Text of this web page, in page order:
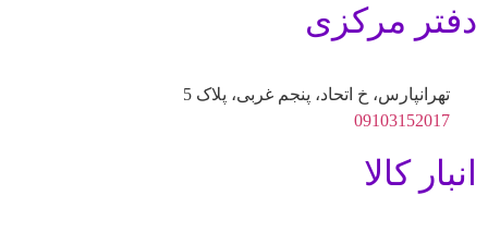
دفتر مرکزی
تهرانپارس، خ اتحاد، پنجم غربی، پلاک 5
09103152017
انبار کالا